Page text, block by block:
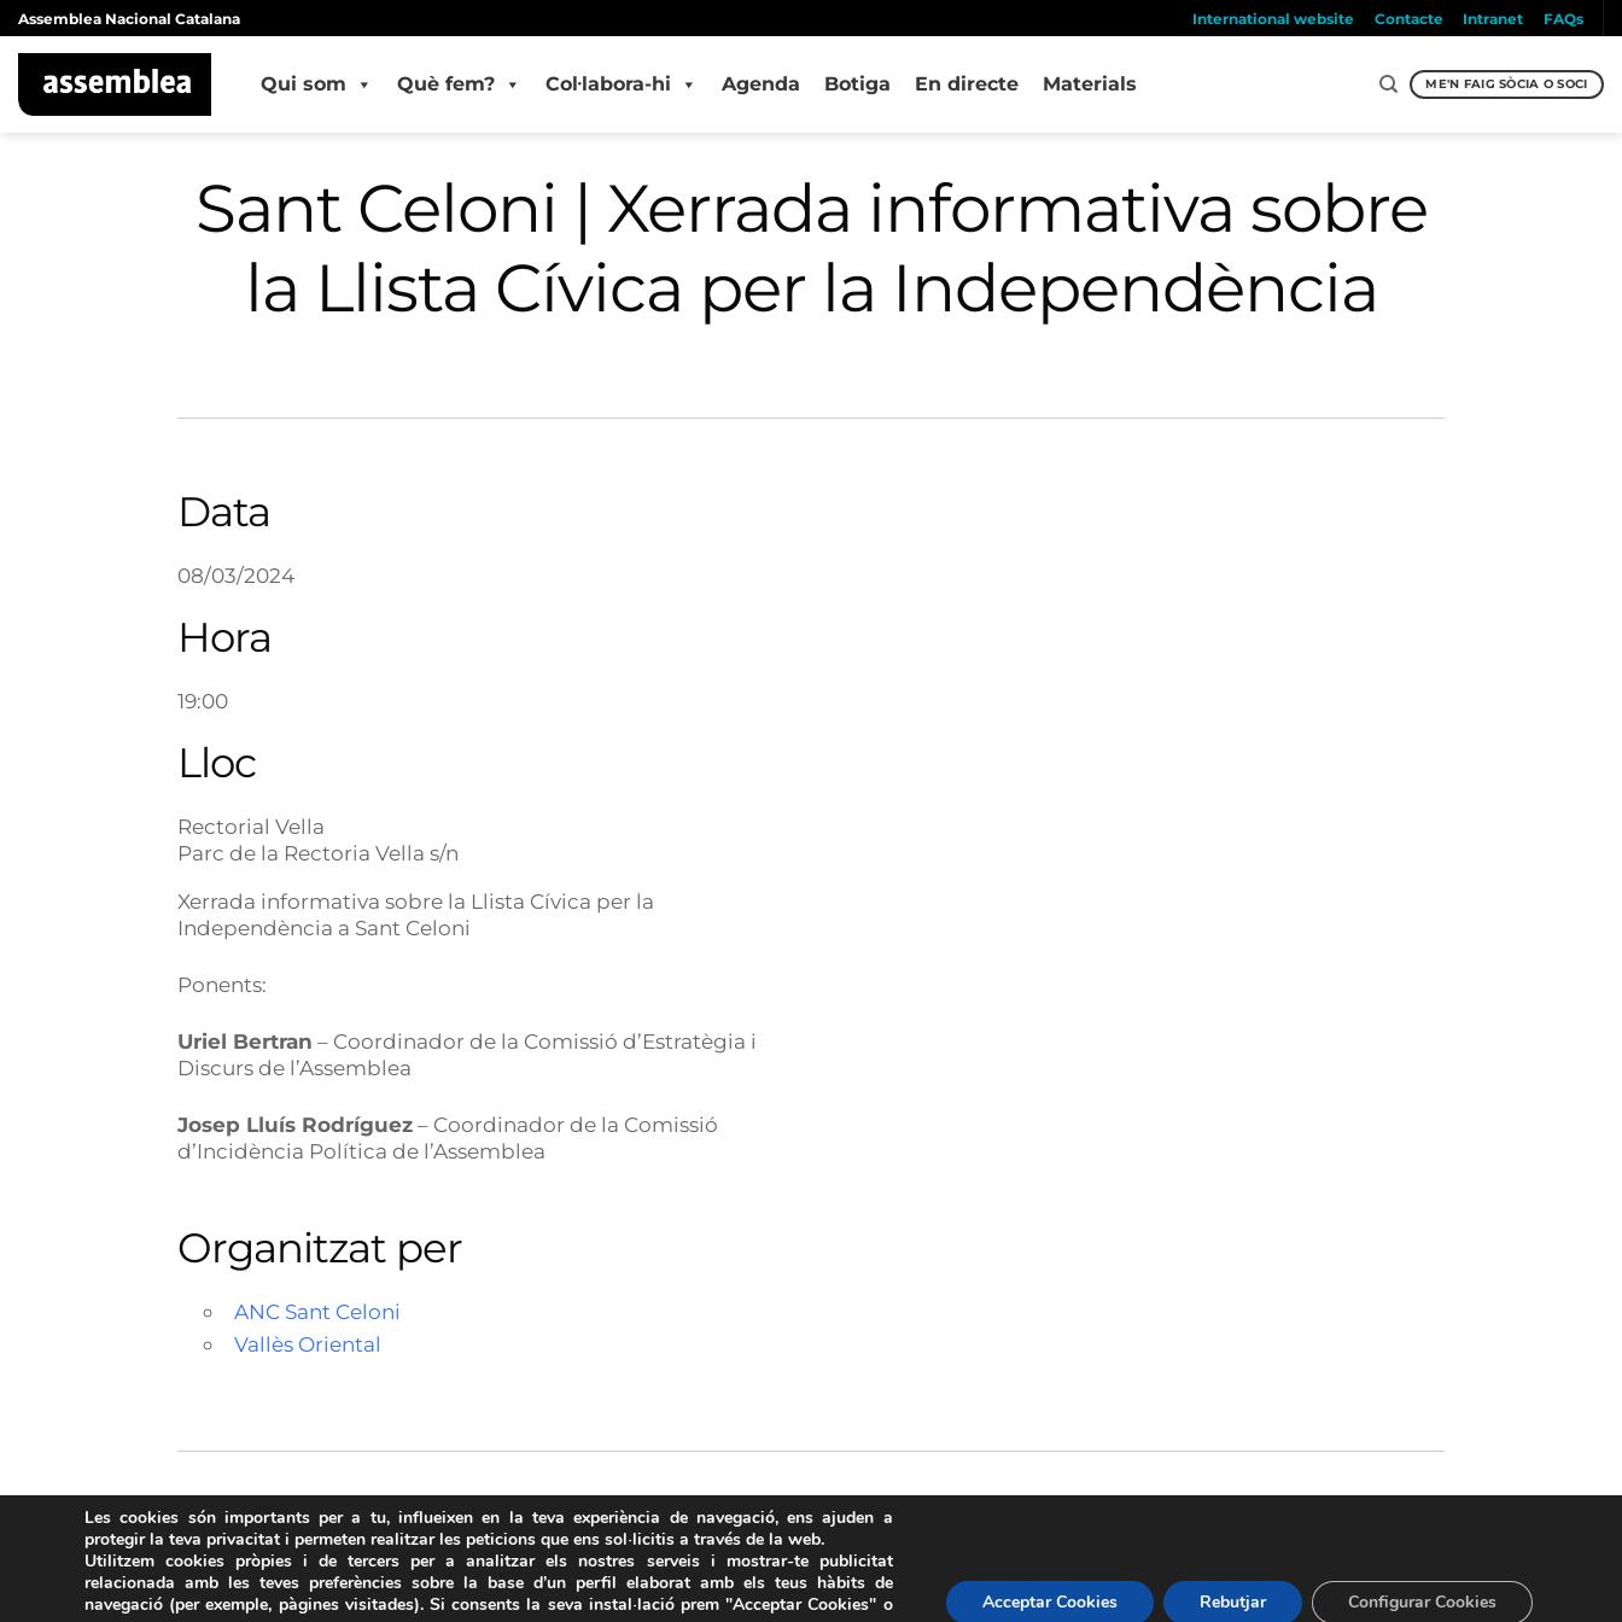
Skip
to
content
Assemblea Nacional Catalana International website Contacte Intranet FAQs
Qui som Què fem? Col·labora-hi Agenda Botiga En directe Materials ME'N FAIG SÒCIA O SOCI
Sant Celoni | Xerrada informativa sobre
la Llista Cívica per la Independència
Data
08/03/2024
Hora
19:00
Lloc
Rectorial Vella
Parc de la Rectoria Vella s/n
Xerrada informativa sobre la Llista Cívica per la
Independència a Sant Celoni
Ponents:
Uriel Bertran – Coordinador de la Comissió d’Estratègia i
Discurs de l’Assemblea
Josep Lluís Rodríguez– Coordinador de la Comissió
d’Incidència Política de l’Assemblea
Organitzat per
ANC Sant Celoni
Vallès Oriental
Avís Legal·Política de Privacitat·Política de Cookies
Les cookies són importants per a tu, influeixen en la teva experiència de navegació, ens ajuden a
protegir la teva privacitat i permeten realitzar les peticions que ens sol·licitis a través de la web.
Utilitzem cookies pròpies i de tercers per a analitzar els nostres serveis i mostrar-te publicitat
relacionada amb les teves preferències sobre la base d’un perfil elaborat amb els teus hàbits de
navegació (per exemple, pàgines visitades). Si consents la seva instal·lació prem "Acceptar Cookies" o
Acceptar Cookies Rebutjar Configurar Cookies